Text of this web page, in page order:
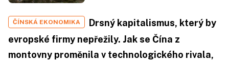
ČÍNSKÁ EKONOMIKA
Drsný kapitalismus, který by
evropské firmy nepřežily. Jak se Čína z
montovny proměnila v technologického rivala,